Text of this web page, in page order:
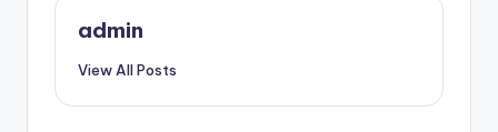
admin
View All Posts